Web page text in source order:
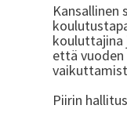
kouluttajina
että
Piirin